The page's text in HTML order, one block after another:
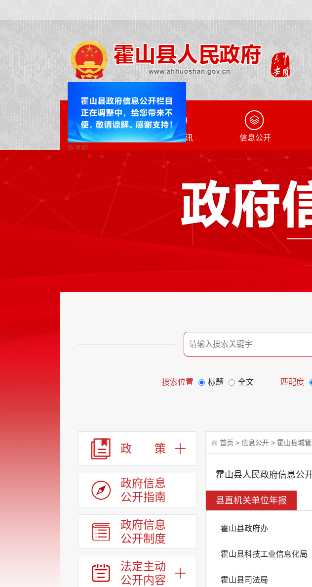
网站首页 政务资讯 信息公开
搜索位置 标题 全文 匹配度
政 策
政府信息
公开指南
政府信息
公开制度
法定主动
公开内容
首页 > 信息公开 > 霍山县城
霍山县人民政府信息公
县直机关单位年报
霍山县政府办
霍山县科技工业信息化局
霍山县司法局